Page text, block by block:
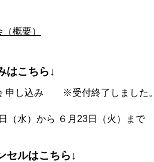
概要）
はこちら↓
申し込み ※受付終了しました。
（水）から ６月23日（火）まで
セルはこちら↓